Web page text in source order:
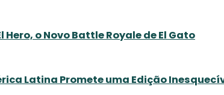
o Novo Battle Royale de El Gato
Latina Promete uma Edição